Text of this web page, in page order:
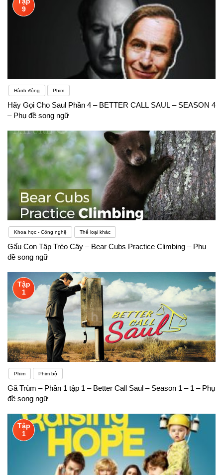
9
Hành động Phim
Hãy Gọi Cho Saul Phần 4 – BETTER CALL SAUL – SEASON 4
– Phụ đề song ngữ
Khoa học - Công nghệ Thể loại khác
Gấu Con Tập Trèo Cây – Bear Cubs Practice Climbing – Phụ
đề song ngữ
Tập
1
Phim Phim bộ
Gã Trùm – Phần 1 tập 1 – Better Call Saul – Season 1 – 1 – Phụ
đề song ngữ
Tập
1